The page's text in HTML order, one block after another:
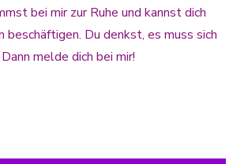
bei mir zur Ruhe und kannst dich
beschäftigen. Du denkst, es muss sich
melde dich bei mir!